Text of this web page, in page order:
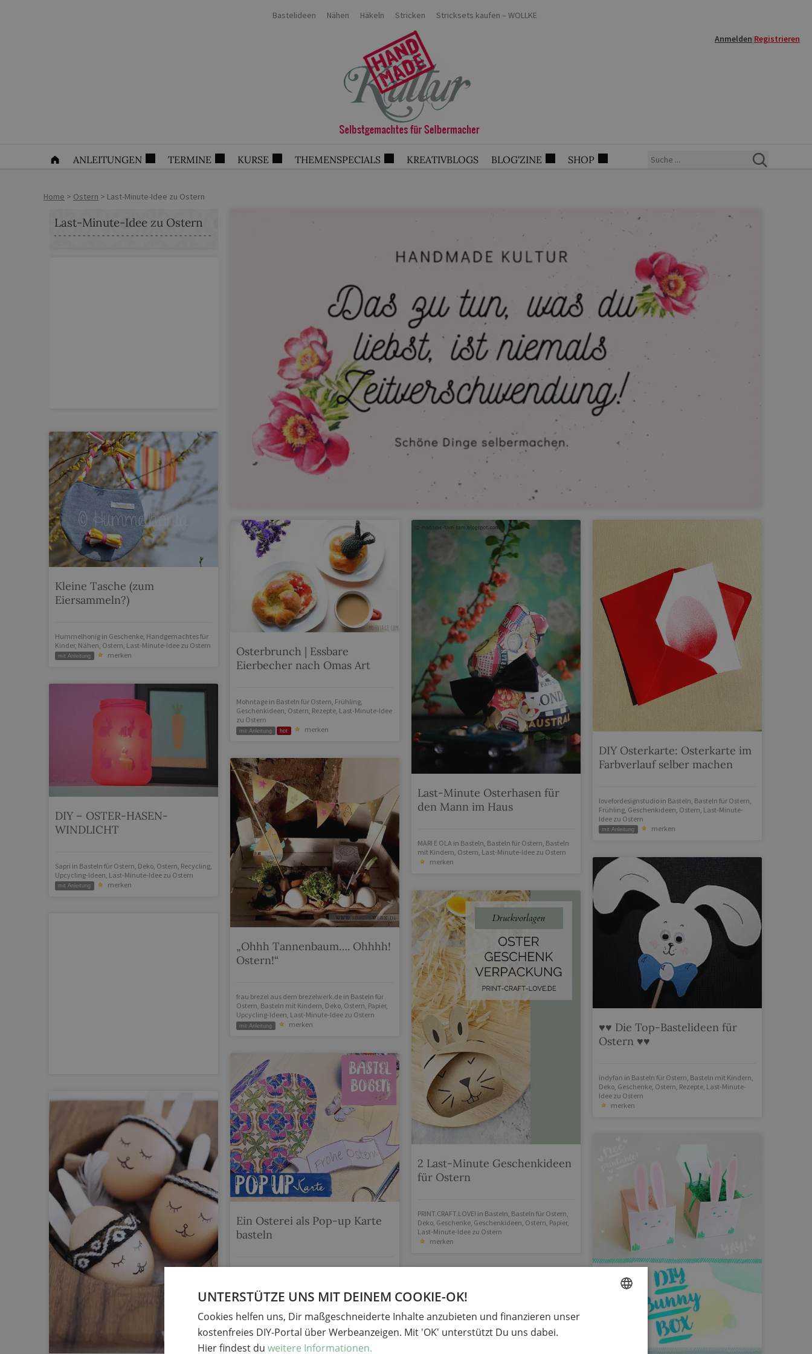
Bastelideen Nähen Häkeln Stricken Stricksets kaufen – WOLLKE
Anmelden|Registrieren
ANLEITUNGEN TERMINE KURSE THEMENSPECIALS KREATIVBLOGS BLOG'ZINE SHOP
Home > Ostern > Last-Minute-Idee zu Ostern
Last-Minute-Idee zu Ostern
Kleine Tasche (zum
Eiersammeln?)
Hummelhonig in Geschenke Handgemachtes für
Kinder, Nähen Ostern Last-Minute-Idee zu Ostern
mit Anleitung merken
Osterbrunch | Essbare
Eierbecher nach Omas Art
Mohntage in Basteln für Ostern, Frühling,
Geschenkideen, Ostern, Rezepte, Last-Minute-Idee
zu Ostern
mit Anleitung hot merken
Last-Minute Osterhasen für
den Mann im Haus
MARI E OLA in Basteln Basteln für Ostern Basteln
mit Kindern Ostern Last-Minute-Idee zu Ostern
merken
DIY Osterkarte: Osterkarte im
Farbverlauf selber machen
lovefordesignstudio in Basteln Basteln für Ostern
Frühling Geschenkideen Ostern Last-Minute-
Idee zu Ostern
mit Anleitung merken
DIY – OSTER-HASEN-
WINDLICHT
Sapri in Basteln für Ostern Deko Ostern Recycling
Upcycling-Ideen Last-Minute-Idee zu Ostern
mit Anleitung merken
„Ohhh Tannenbaum…. Ohhhh!
Ostern!“
frau brezel aus dem brezelwerk.de in Basteln für
Ostern, Basteln mit Kindern, Deko, Ostern, Papier,
Upcycling-Ideen, Last-Minute-Idee zu Ostern
mit Anleitung merken
♥♥ Die Top-Bastelideen für
Ostern ♥♥
indyfan in Basteln für Ostern, Basteln mit Kindern,
Deko, Geschenke, Ostern, Rezepte, Last-Minute-
Idee zu Ostern
merken
2 Last-Minute Geschenkideen
für Ostern
PRINT.CRAFT.LOVE! in Basteln Basteln für Ostern
Deko Geschenke Geschenkideen Ostern Papier,
Last-Minute-Idee zu Ostern
merken
Ein Osterei als Pop-up Karte
basteln
,Last-Minute-Idee zu Ostern
merken
UNTERSTÜTZE UNS MIT DEINEM COOKIE-OK!
Cookies helfen uns, Dir maßgeschneiderte Inhalte anzubieten und finanzieren unser
kostenfreies DIY-Portal über Werbeanzeigen. Mit 'OK' unterstützt Du uns dabei.
Hier findest du weitere Informationen.